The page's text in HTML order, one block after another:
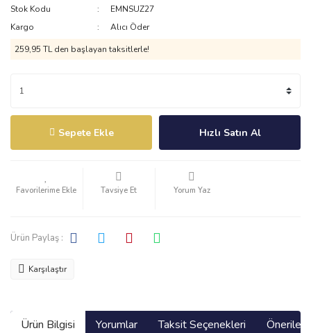
Stok Kodu
EMNSUZ27
Kargo
Alıcı Öder
259,95 TL den başlayan taksitlerle!
Sepete Ekle Hızlı Satın Al
Tavsiye Et Yorum Yaz
Ürün Paylaş :
Karşılaştır
Ürün Bilgisi Yorumlar Taksit Seçenekleri